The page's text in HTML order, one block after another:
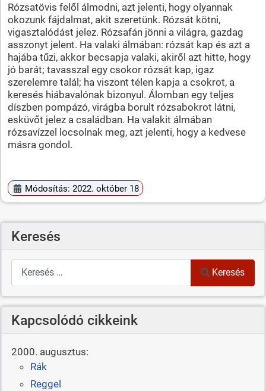
Rózsatövis felől álmodni, azt jelenti, hogy olyannak
okozunk fájdalmat, akit szeretünk. Rózsát kötni,
vigasztalódást jelez. Rózsafán jönni a világra, gazdag
asszonyt jelent. Ha valaki álmában: rózsát kap és azt a
hajába tűzi, akkor becsapja valaki, akiről azt hitte, hogy
jó barát; tavasszal egy csokor rózsát kap, igaz
szerelemre talál; ha viszont télen kapja a csokrot, a
keresés hiábavalónak bizonyul. Álomban egy teljes
díszben pompázó, virágba borult rózsabokrot látni,
esküvőt jelez a családban. Ha valakit álmában
rózsavízzel locsolnak meg, azt jelenti, hogy a kedvese
másra gondol.
Módosítás: 2022. október 18
Keresés
Keresés
Keresés
Kapcsolódó cikkeink
2000. augusztus:
Rák
Reggel